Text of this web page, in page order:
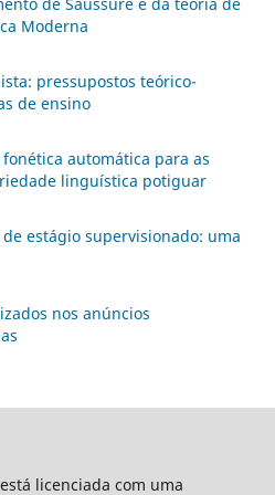
Moderna
pressupostos teórico-
de ensino
automática para as
linguística potiguar
estágio supervisionado: uma
nos anúncios
licenciada com uma